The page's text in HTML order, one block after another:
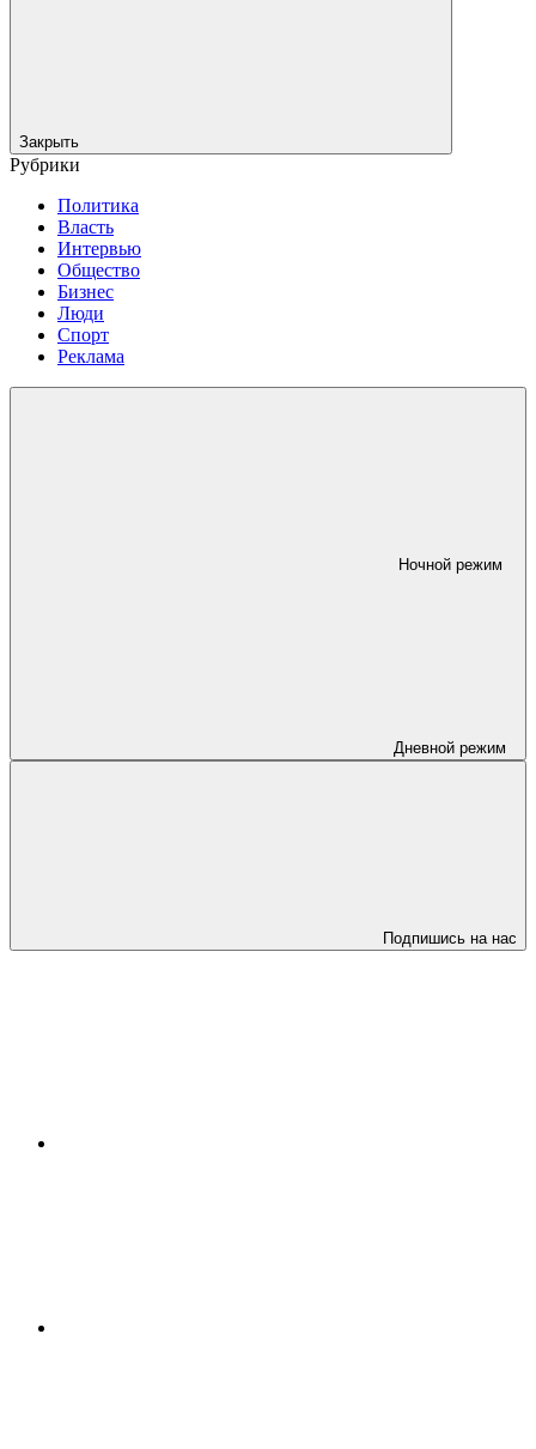
Закрыть
Рубрики
Политика
Власть
Интервью
Общество
Бизнес
Люди
Спорт
Реклама
Ночной режим
Дневной режим
Подпишись на нас